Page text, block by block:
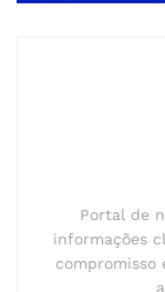
Portal de
informações
compromisso